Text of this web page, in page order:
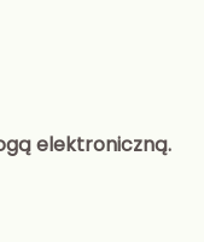
elektroniczną.